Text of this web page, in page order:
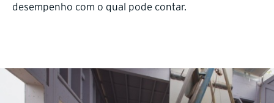
desempenho com o qual pode contar.